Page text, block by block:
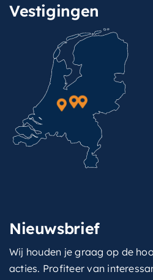
Vestigingen
Nieuwsbrief
Wij houden je graag op de
acties. Profiteer van